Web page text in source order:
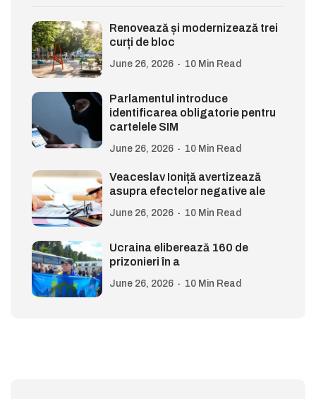
Renovează și modernizează trei
curți de bloc
June 26, 2026 10 Min Read
Parlamentul introduce
identificarea obligatorie pentru
cartelele SIM
June 26, 2026 10 Min Read
Veaceslav Ioniță avertizează
asupra efectelor negative ale
June 26, 2026 10 Min Read
Ucraina eliberează 160 de
prizonieri în a
June 26, 2026 10 Min Read